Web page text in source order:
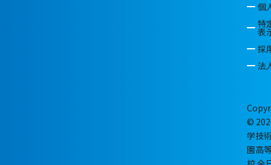
個
特
表
採
法
©
学技
園高